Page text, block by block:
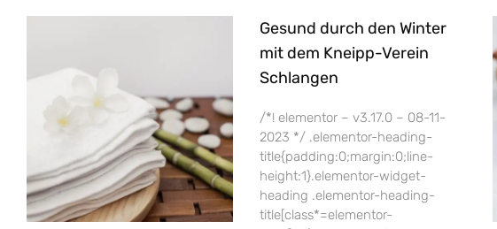
Gesund durch den Winter
mit dem Kneipp-Verein
Schlangen
/*! elementor – v3.17.0 – 08-11-
2023 */ .elementor-heading-
title{padding:0;margin:0;line-
height:1}.elementor-widget-
heading .elementor-heading-
title[class*=elementor-